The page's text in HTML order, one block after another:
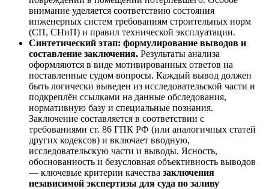
внимание уделяется соответствию состояния
инженерных систем требованиям строительных норм
(СП, СНиП) и правил технической эксплуатации.
Синтетический этап: формулирование выводов и
составление заключения. Результаты анализа
оформляются в виде мотивированных ответов на
поставленные судом вопросы. Каждый вывод должен
быть логически выведен из исследовательской части и
подкреплён ссылками на данные обследования,
нормативную базу и специальные познания.
Заключение составляется в соответствии с
требованиями ст. 86 ГПК РФ (или аналогичных статей
других кодексов) и включает вводную,
исследовательскую части и выводы. Ясность,
обоснованность и безусловная объективность выводов
— ключевые критерии качества заключения
независимой экспертизы для суда по заливу